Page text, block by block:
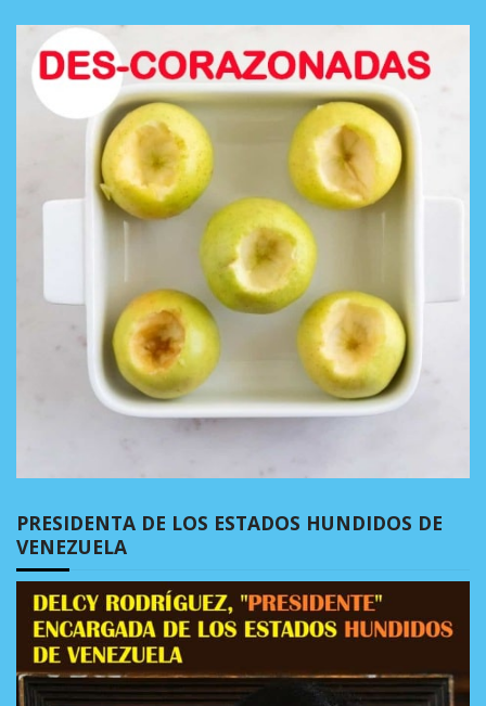
PRESIDENTA DE LOS ESTADOS HUNDIDOS DE
VENEZUELA